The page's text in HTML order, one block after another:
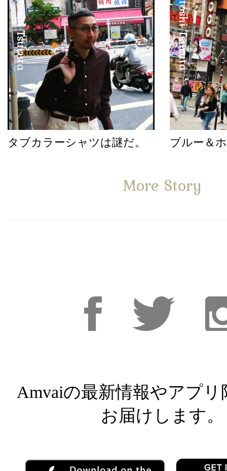
Satoshi Tsuruta
タブカラーシャツは謎だ。
Satoshi Tsuruta
ブルー＆
More Story
Amvaiの最新情報やアプリ
お届けします。